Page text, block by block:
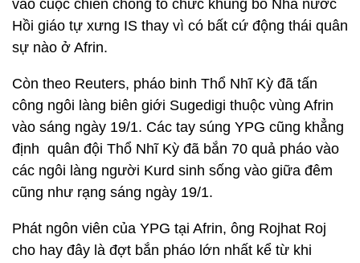
vào cuộc chiến chống tổ chức khủng bố Nhà nước
Hồi giáo tự xưng IS thay vì có bất cứ động thái quân
sự nào ở Afrin.
Còn theo Reuters, pháo binh Thổ Nhĩ Kỳ đã tấn
công ngôi làng biên giới Sugedigi thuộc vùng Afrin
vào sáng ngày 19/1. Các tay súng YPG cũng khẳng
định quân đội Thổ Nhĩ Kỳ đã bắn 70 quả pháo vào
các ngôi làng người Kurd sinh sống vào giữa đêm
cũng như rạng sáng ngày 19/1.
Phát ngôn viên của YPG tại Afrin, ông Rojhat Roj
cho hay đây là đợt bắn pháo lớn nhất kể từ khi